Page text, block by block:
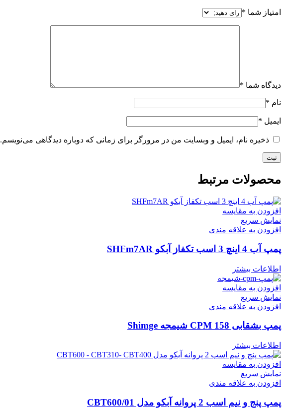
امتیاز شما *
دیدگاه شما *
نام *
ایمیل *
ذخیره نام، ایمیل و وبسایت من در مرورگر برای زمانی که دوباره دیدگاهی می‌نویسم.
محصولات مرتبط
افزودن به مقایسه
نمایش سریع
افزودن به علاقه مندی
پمپ آب 4 اینچ 3 اسب تکفاز آبکو SHFm7AR
اطلاعات بیشتر
افزودن به مقایسه
نمایش سریع
افزودن به علاقه مندی
پمپ بشقابی CPM 158 شیمجه Shimge
اطلاعات بیشتر
افزودن به مقایسه
نمایش سریع
افزودن به علاقه مندی
پمپ پنج و نیم اسب 2 پروانه آبکو مدل CBT600/01